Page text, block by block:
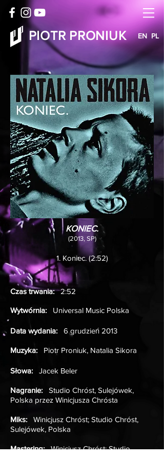
PIOTR PRONIUK EN PL
KONIEC.
(2013, SP)
1. Koniec. (2:52)
Czas trwania:2:52
Wytwórnia: Universal Music Polska
Data wydania: 6 grudzień 2013
Muzyka: Piotr Proniuk, Natalia Sikora
Słowa: Jacek Beler
Nagranie: Studio Chróst, Sulejówek,
Polska przez Winicjusza Chrósta
Miks: Winicjusz Chróst; Studio Chróst,
Sulejówek, Polska
Mastering:Winicjusz Chróst; Studio